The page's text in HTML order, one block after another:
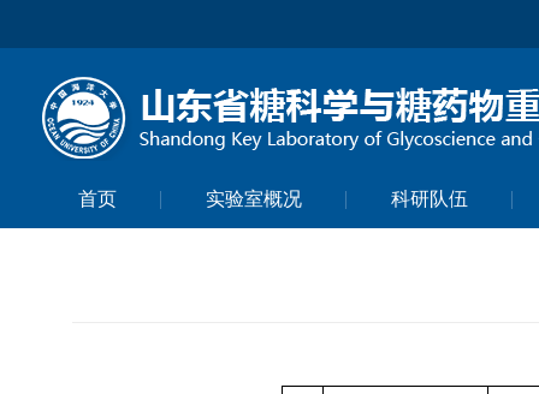
首页 实验室概况 科研队伍